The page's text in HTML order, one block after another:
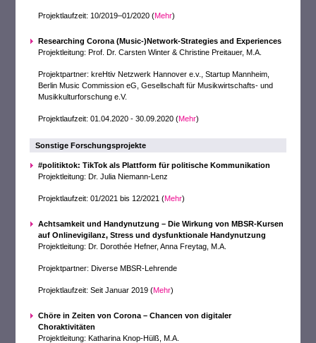
Projektlaufzeit: 10/2019–01/2020 (Mehr)
Researching Corona (Music-)Network-Strategies and Experiences
Projektleitung: Prof. Dr. Carsten Winter & Christine Preitauer, M.A.
Projektpartner: kreHtiv Netzwerk Hannover e.v., Startup Mannheim,
Berlin Music Commission eG, Gesellschaft für Musikwirtschafts- und
Musikkulturforschung e.V.
Projektlaufzeit: 01.04.2020 - 30.09.2020 (Mehr)
Sonstige Forschungsprojekte
#politiktok: TikTok als Plattform für politische Kommunikation
Projektleitung: Dr. Julia Niemann-Lenz
Projektlaufzeit: 01/2021 bis 12/2021 (Mehr)
Achtsamkeit und Handynutzung – Die Wirkung von MBSR-Kursen
auf Onlinevigilanz, Stress und dysfunktionale Handynutzung
Projektleitung: Dr. Dorothée Hefner, Anna Freytag, M.A.
Projektpartner: Diverse MBSR-Lehrende
Projektlaufzeit: Seit Januar 2019 (Mehr)
Chöre in Zeiten von Corona – Chancen von digitaler
Choraktivitäten
Projektleitung: Katharina Knop-Hülß, M.A.